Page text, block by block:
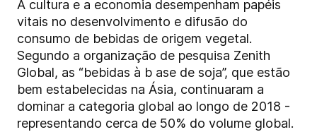
A cultura e a economia desempenham papéis
vitais no desenvolvimento e difusão do
consumo de bebidas de origem vegetal.
Segundo a organização de pesquisa Zenith
Global, as “bebidas à b ase de soja”, que estão
bem estabelecidas na Ásia, continuaram a
dominar a categoria global ao longo de 2018 -
representando cerca de 50% do volume global.